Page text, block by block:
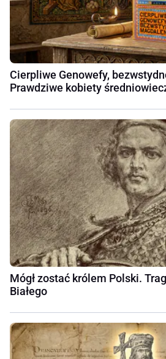
Cierpliwe Genowefy,
Prawdziwe kobiety
Mógł zostać królem Polski.
Białego